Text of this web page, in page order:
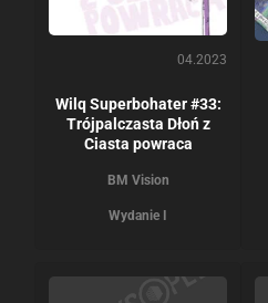
04.2023
Wilq Superbohater #33:
Trójpalczasta Dłoń z
Ciasta powraca
BM Vision
Wydanie I